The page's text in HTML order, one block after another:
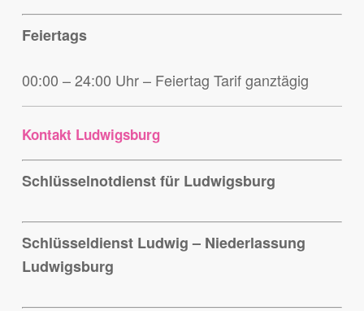
Feiertags
00:00 – 24:00 Uhr – Feiertag Tarif ganztägig
Kontakt Ludwigsburg
Schlüsselnotdienst für Ludwigsburg
Schlüsseldienst Ludwig – Niederlassung
Ludwigsburg